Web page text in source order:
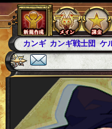
カンギ カンギ戦士団 ケ